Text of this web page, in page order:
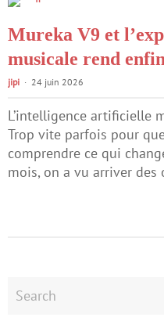
Mureka V9 et
musicale rend
jipi 24 juin 2026
L’intelligence artificielle
Trop vite parfois pour
comprendre ce qui
mois, on a vu arriver des